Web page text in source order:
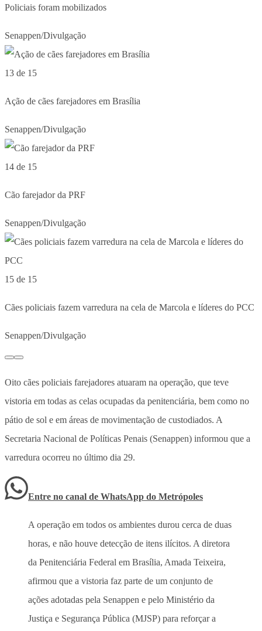
Policiais foram mobilizados
Senappen/Divulgação
13 de 15
Ação de cães farejadores em Brasília
Senappen/Divulgação
14 de 15
Cão farejador da PRF
Senappen/Divulgação
15 de 15
Cães policiais fazem varredura na cela de Marcola e líderes do PCC
Senappen/Divulgação
Oito cães policiais farejadores atuaram na operação, que teve
vistoria em todas as celas ocupadas da penitenciária, bem como no
pátio de sol e em áreas de movimentação de custodiados. A
Secretaria Nacional de Políticas Penais (Senappen) informou que a
varredura ocorreu no último dia 29.
Entre no canal de WhatsApp do Metrópoles
A operação em todos os ambientes durou cerca de duas
horas, e não houve detecção de itens ilícitos. A diretora
da Penitenciária Federal em Brasília, Amada Teixeira,
afirmou que a vistoria faz parte de um conjunto de
ações adotadas pela Senappen e pelo Ministério da
Justiça e Segurança Pública (MJSP) para reforçar a